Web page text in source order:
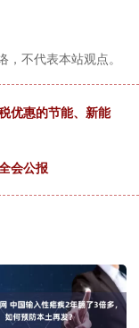
不代表本站观点。
优惠的节能、新能
会公报